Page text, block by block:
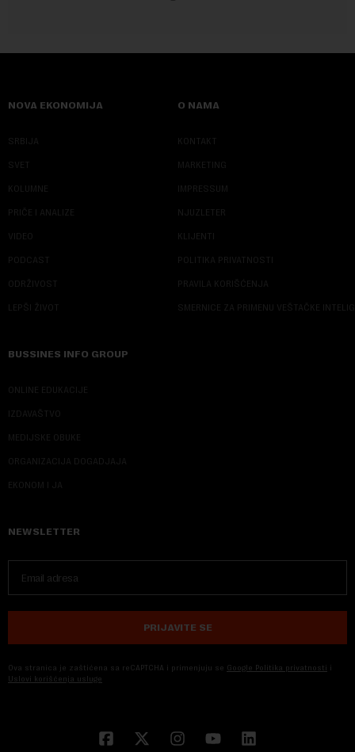
NOVA EKONOMIJA
SRBIJA
SVET
KOLUMNE
PRIČE I ANALIZE
VIDEO
PODCAST
ODRŽIVOST
LEPŠI ŽIVOT
O NAMA
KONTAKT
MARKETING
IMPRESSUM
NJUZLETER
KLIJENTI
POLITIKA PRIVATNOSTI
PRAVILA KORIŠĆENJA
SMERNICE ZA PRIMENU VEŠTAČKE
BUSSINES INFO GROUP
ONLINE EDUKACIJE
IZDAVAŠTVO
MEDIJSKE OBUKE
ORGANIZACIJA DOGADJAJA
EKONOM I JA
NEWSLETTER
PRIJAVITE SE
Ova stranica je zaštićena sa reCAPTCHA i primenjuju se Google Politika privatnosti i
Uslovi korišćenja usluge